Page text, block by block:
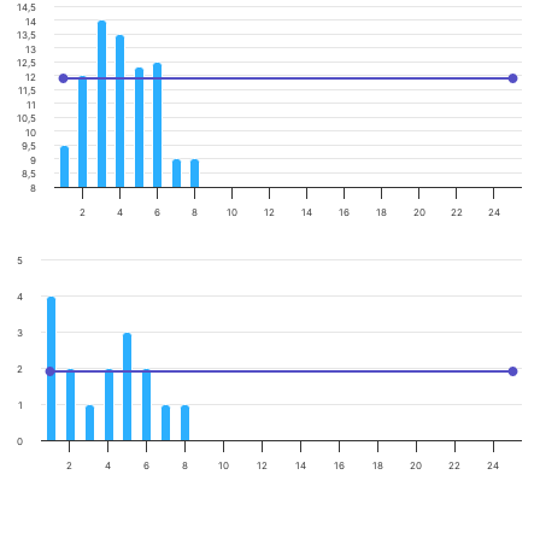
2 4 6 8 10 12 14 16 18 20 22 24
8
8,5
9
9,5
10
10,5
11
11,5
12
12,5
13
13,5
14
14,5
2 4 6 8 10 12 14 16 18 20 22 24
0
1
2
3
4
5